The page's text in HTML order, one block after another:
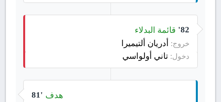
82' قائمة البدلاء
خروج: أدريان ألتيميرا
دخول: تاني أولواسي
81' هدف